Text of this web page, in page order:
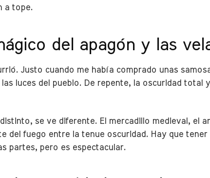
a tope.
del apagón y las
Justo cuando me había comprado unas
luces del pueblo. De repente, la oscuridad
se ve diferente. El mercadillo medieval, el
del fuego entre la tenue oscuridad. Hay que
partes, pero es espectacular.